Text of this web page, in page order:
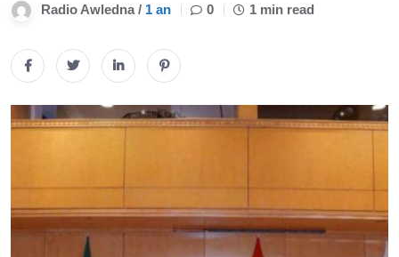
Radio Awledna / 1 an 0 1 min read